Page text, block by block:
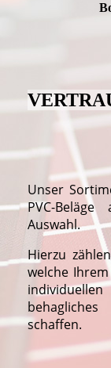
Unser
PVC-
Auswahl.
Hierzu
welche
schaffen.